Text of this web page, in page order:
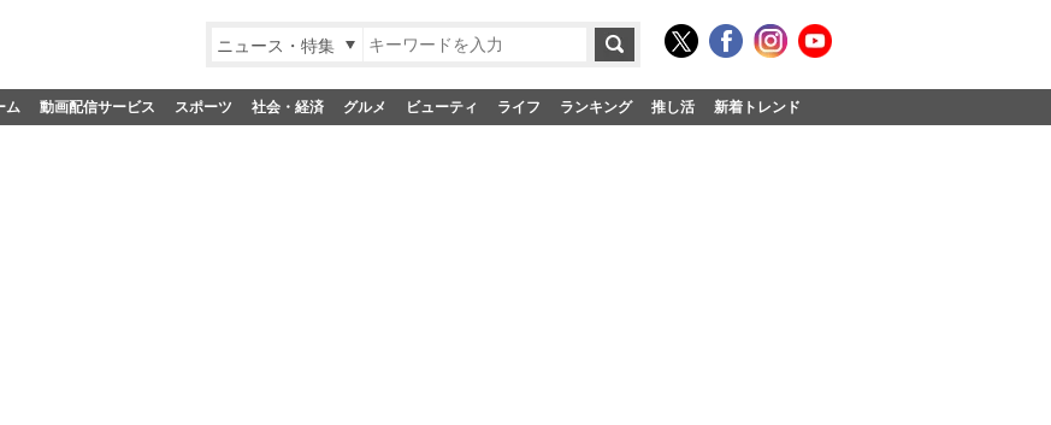
ニュース・特集
ム 動画配信サービス スポーツ 社会・経済 グルメ ビューティ ライフ ランキング 推し活 新着トレンド